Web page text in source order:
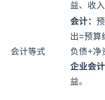
益、收
会计等式
会计：
出=预算
负债+净
企业会计
益。